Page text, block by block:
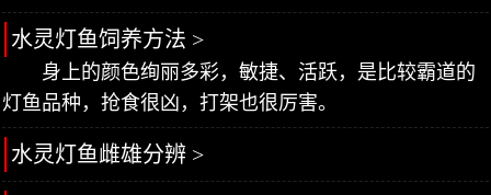
水灵灯鱼饲养方法 >
身上的颜色绚丽多彩，敏捷、活跃，是比较霸道的
灯鱼品种，抢食很凶，打架也很厉害。
水灵灯鱼雌雄分辨 >